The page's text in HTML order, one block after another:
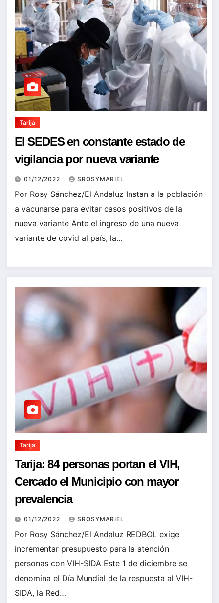
Tarija
El SEDES en constante estado de
vigilancia por nueva variante
01/12/2022 SROSYMARIEL
Por Rosy Sánchez/El Andaluz Instan a la población
a vacunarse para evitar casos positivos de la
nueva variante Ante el ingreso de una nueva
variante de covid al país, la…
Tarija
Tarija: 84 personas portan el VIH,
Cercado el Municipio con mayor
prevalencia
01/12/2022 SROSYMARIEL
Por Rosy Sánchez/El Andaluz REDBOL exige
incrementar presupuesto para la atención
personas con VIH-SIDA Este 1 de diciembre se
denomina el Día Mundial de la respuesta al VIH-
SIDA, la Red…